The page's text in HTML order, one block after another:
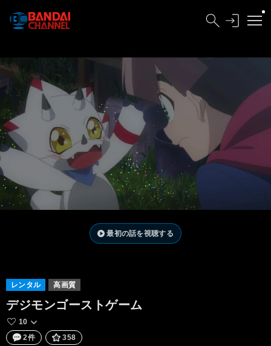
最初の話を視聴する
レンタル 高画質
デジモンゴーストゲーム
10
2件
358